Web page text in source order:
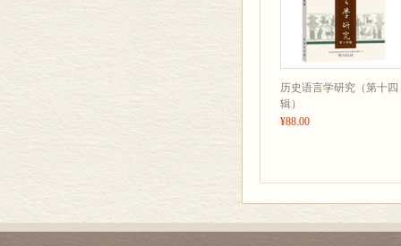
历史语言学研究（第十四
辑）
¥88.00